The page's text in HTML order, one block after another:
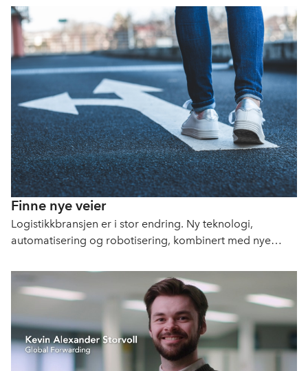
Finne nye veier
Logistikkbransjen er i stor endring. Ny teknologi,
automatisering og robotisering, kombinert med nye
utfordringer og muligheter.